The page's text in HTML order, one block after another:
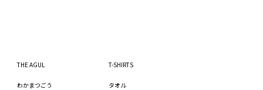
THE AGUL
わかまつごう
T-SHIRTS
タオル